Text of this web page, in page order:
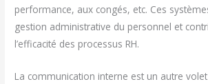
performance, aux congés, etc. Ces
gestion administrative du personnel et
l’efficacité des processus RH.
La communication interne est un autre